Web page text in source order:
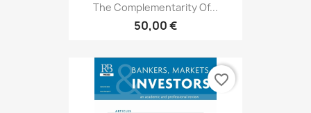
The Complementarity Of...
50,00 €
favorite_border